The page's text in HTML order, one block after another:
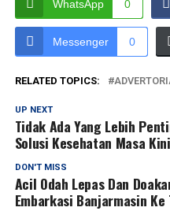
WhatsApp 0
Messenger 0
RELATED TOPICS:
UP NEXT
Tidak Ada Yang Lebih
Solusi Kesehatan Masa Kini
DON'T MISS
Acil Odah Lepas Dan
Embarkasi Banjarmasin Ke